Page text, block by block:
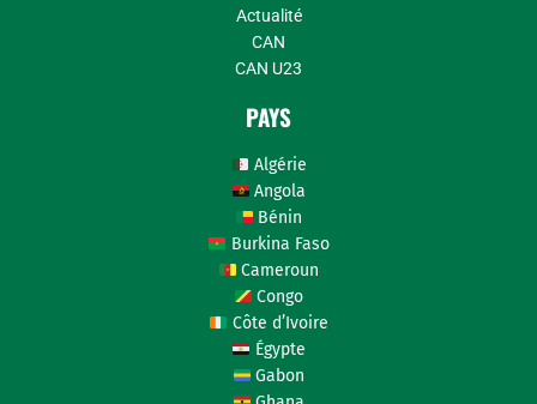
Actualité
CAN
CAN U23
PAYS
Algérie
Angola
Bénin
Burkina Faso
Cameroun
Congo
Côte d’Ivoire
Égypte
Gabon